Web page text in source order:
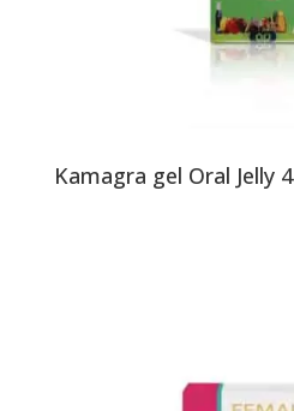
Kamagra gel Oral Jelly 4